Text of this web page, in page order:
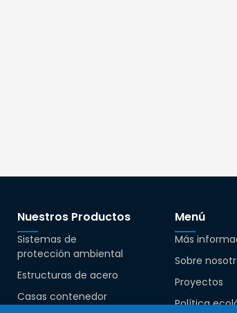
Nuestros Productos
Sistemas de
protección ambiental
Estructuras de acero
Casas contenedor
Menú
Más
Sobre
Proyectos
Política